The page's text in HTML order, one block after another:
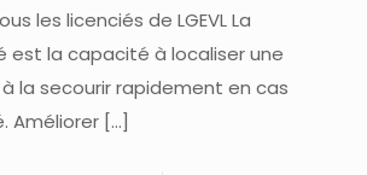
les licenciés de LGEVL La
est la capacité à localiser une
la secourir rapidement en cas
Améliorer[…]